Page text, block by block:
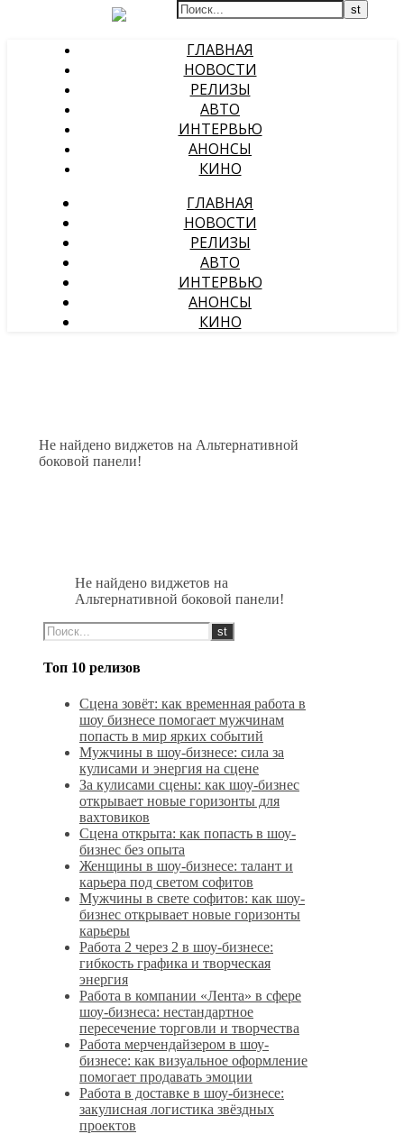
ГЛАВНАЯ
НОВОСТИ
РЕЛИЗЫ
АВТО
ИНТЕРВЬЮ
АНОНСЫ
КИНО
ГЛАВНАЯ
НОВОСТИ
РЕЛИЗЫ
АВТО
ИНТЕРВЬЮ
АНОНСЫ
КИНО
Не найдено виджетов на Альтернативной
боковой панели!
Не найдено виджетов на
Альтернативной боковой панели!
Топ 10 релизов
Сцена зовёт: как временная работа в
шоу бизнесе помогает мужчинам
попасть в мир ярких событий
Мужчины в шоу-бизнесе: сила за
кулисами и энергия на сцене
За кулисами сцены: как шоу-бизнес
открывает новые горизонты для
вахтовиков
Сцена открыта: как попасть в шоу-
бизнес без опыта
Женщины в шоу-бизнесе: талант и
карьера под светом софитов
Мужчины в свете софитов: как шоу-
бизнес открывает новые горизонты
карьеры
Работа 2 через 2 в шоу-бизнесе:
гибкость графика и творческая
энергия
Работа в компании «Лента» в сфере
шоу-бизнеса: нестандартное
пересечение торговли и творчества
Работа мерчендайзером в шоу-
бизнесе: как визуальное оформление
помогает продавать эмоции
Работа в доставке в шоу-бизнесе:
закулисная логистика звёздных
проектов